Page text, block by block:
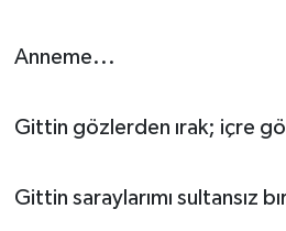
Anneme...
Gittin gözlerden ırak; içre
Gittin saraylarımı sultansız